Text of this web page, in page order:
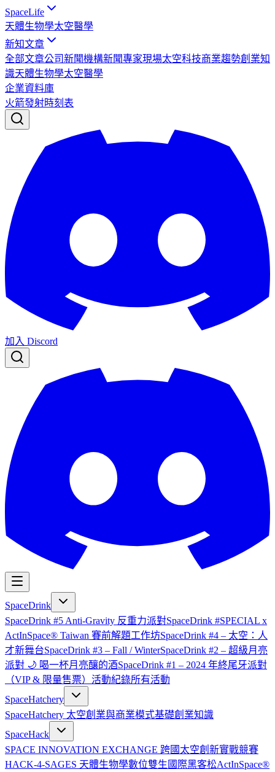
SpaceLife
天體生物學太空醫學
新知文章
全部文章公司新聞機構新聞專家現場太空科技商業趨勢創業知
識天體生物學太空醫學
企業資料庫
火箭發射時刻表
加入 Discord
SpaceDrink
SpaceDrink #5 Anti-Gravity 反重力派對SpaceDrink #SPECIAL x
ActInSpace® Taiwan 賽前解題工作坊SpaceDrink #4 – 太空：人
才新舞台SpaceDrink #3 – Fall / WinterSpaceDrink #2 – 超級月亮
派對 🌙 喝一杯月亮釀的酒SpaceDrink #1 – 2024 年終尾牙派對
（VIP & 限量售票） 活動紀錄所有活動
SpaceHatchery
SpaceHatchery 太空創業與商業模式基礎創業知識
SpaceHack
SPACE INNOVATION EXCHANGE 跨國太空創新實戰競賽
HACK-4-SAGES 天體生物學數位雙生國際黑客松ActInSpace®